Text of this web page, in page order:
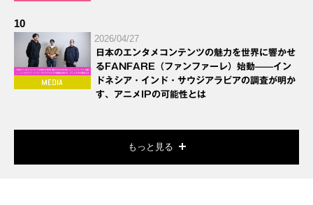
10
2026/04/27
日本のエンタメコンテンツの魅力を世界に響かせ
るFANFARE（ファンファーレ）始動——イン
ドネシア・インド・サウジアラビアの調査が明か
す、アニメIPの可能性とは
もっと見る